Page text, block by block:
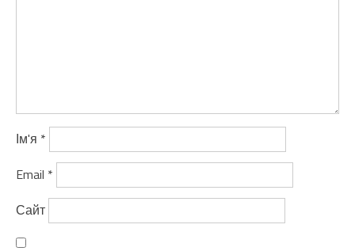
Ім'я *
Email *
Сайт